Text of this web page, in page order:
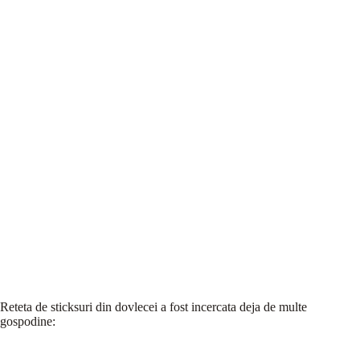
Reteta de sticksuri din dovlecei a fost incercata deja de multe
gospodine: